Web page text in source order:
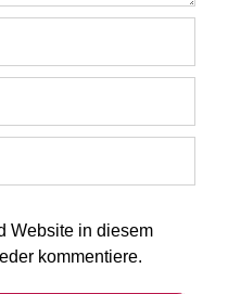
Website in diesem
kommentiere.